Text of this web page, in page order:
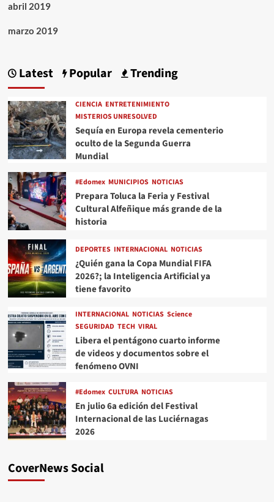
abril 2019
marzo 2019
Latest Popular Trending
CIENCIA ENTRETENIMIENTO
MISTERIOS UNRESOLVED
Sequía en Europa revela cementerio
oculto de la Segunda Guerra
Mundial
#Edomex MUNICIPIOS NOTICIAS
Prepara Toluca la Feria y Festival
Cultural Alfeñique más grande de la
historia
DEPORTES INTERNACIONAL NOTICIAS
¿Quién gana la Copa Mundial FIFA
2026?; la Inteligencia Artificial ya
tiene favorito
INTERNACIONAL NOTICIAS Science
SEGURIDAD TECH VIRAL
Libera el pentágono cuarto informe
de videos y documentos sobre el
fenómeno OVNI
#Edomex CULTURA NOTICIAS
En julio 6a edición del Festival
Internacional de las Luciérnagas
2026
CoverNews Social